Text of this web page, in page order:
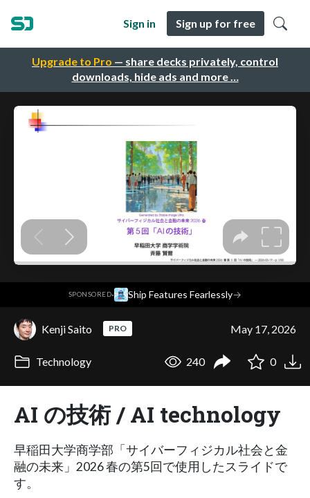
Upgrade to Pro — share decks privately, control
downloads, hide ads and more …
Sign in Sign up for free
SPONSORED· Ship Features Fearlessly→
Kenji Saito PRO May 17, 2026
Technology 240 0
AI の技術 / AI technology
早稲田大学商学部「サイバーフィジカル社会と金
融の未来」2026 春の第5回で使用したスライドで
す。